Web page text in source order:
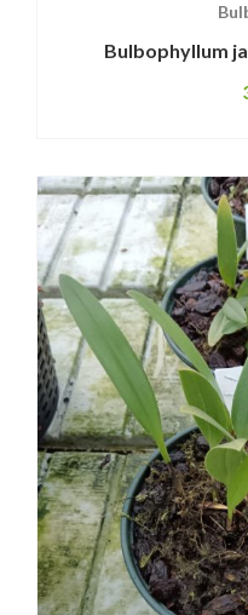
Bulbophyllum